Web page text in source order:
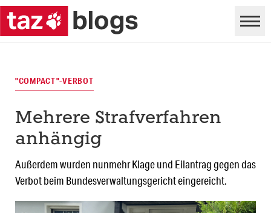
"COMPACT"-VERBOT
Mehrere Strafverfahren
anhängig
Außerdem wurden nunmehr Klage und Eilantrag gegen das
Verbot beim Bundesverwaltungsgericht eingereicht.